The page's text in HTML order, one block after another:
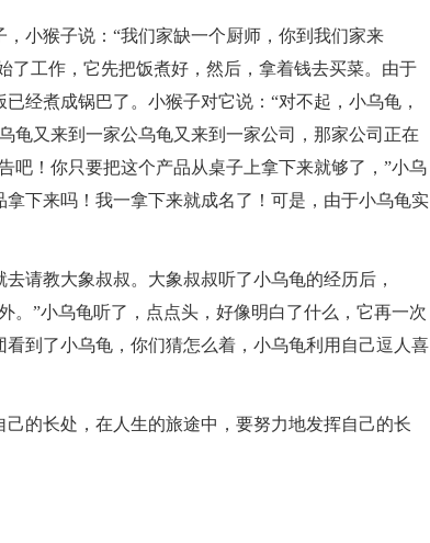
猴子说：“我们家缺一个厨师，你到我们家来
了工作，它先把饭煮好，然后，拿着钱去买菜。由于
经煮成锅巴了。小猴子对它说：“对不起，小乌龟，
龟又来到一家公乌龟又来到一家公司，那家公司正在
吧！你只要把这个产品从桌子上拿下来就够了，”小乌
下来吗！我一拿下来就成名了！可是，由于小乌龟实
教大象叔叔。大象叔叔听了小乌龟的经历后，
。”小乌龟听了，点点头，好像明白了什么，它再一次
到了小乌龟，你们猜怎么着，小乌龟利用自己逗人喜
长处，在人生的旅途中，要努力地发挥自己的长